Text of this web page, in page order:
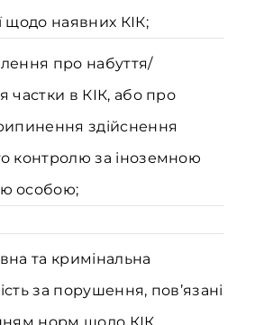
щодо наявних КІК;
про набуття/
частки в КІК, або про
здійснення
контролю за іноземною
особою;
та кримінальна
за порушення, пов’язані